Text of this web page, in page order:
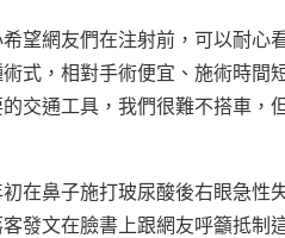
望網友們在注射前，可以耐心
式，相對手術便宜、施術時間
交通工具，我們很難不搭車，
初在鼻子施打玻尿酸後右眼急性
發文在臉書上跟網友呼籲抵制